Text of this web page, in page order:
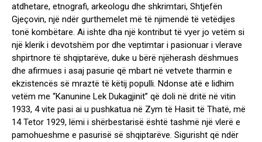
atdhetare, etnografi, arkeologu dhe shkrimtari, Shtjefën
Gjeçovin, një ndër gurthemelet më të njimendë të vetëdijes
tonë kombëtare. Ai ishte dha një kontribut të vyer jo vetëm si
një klerik i devotshëm por dhe veptimtar i pasionuar i vlerave
shpirtnore të shqiptarëve, duke u bërë njëherash dëshmues
dhe afirmues i asaj pasurie që mbart në vetvete tharmin e
ekzistencës së mraztë të këtij populli. Ndonse atë e lidhim
vetëm me “Kanunine Lek Dukagjinit” që doli në dritë në vitin
1933, 4 vite pasi ai u pushkatua në Zym të Hasit të Thatë, më
14 Tetor 1929, lëmi i shërbestarisë është tashmë një vlerë e
pamohueshme e pasurisë së shqiptarëve. Sigurisht që ndër